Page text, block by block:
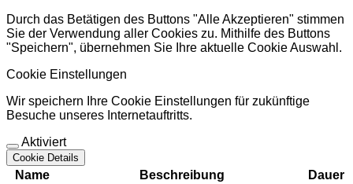
Durch das Betätigen des Buttons "Alle Akzeptieren" stimmen
Sie der Verwendung aller Cookies zu. Mithilfe des Buttons
"Speichern", übernehmen Sie Ihre aktuelle Cookie Auswahl.
Cookie Einstellungen
Wir speichern Ihre Cookie Einstellungen für zukünftige
Besuche unseres Internetauftritts.
Aktiviert
Cookie Details
Name Beschreibung
Dauer